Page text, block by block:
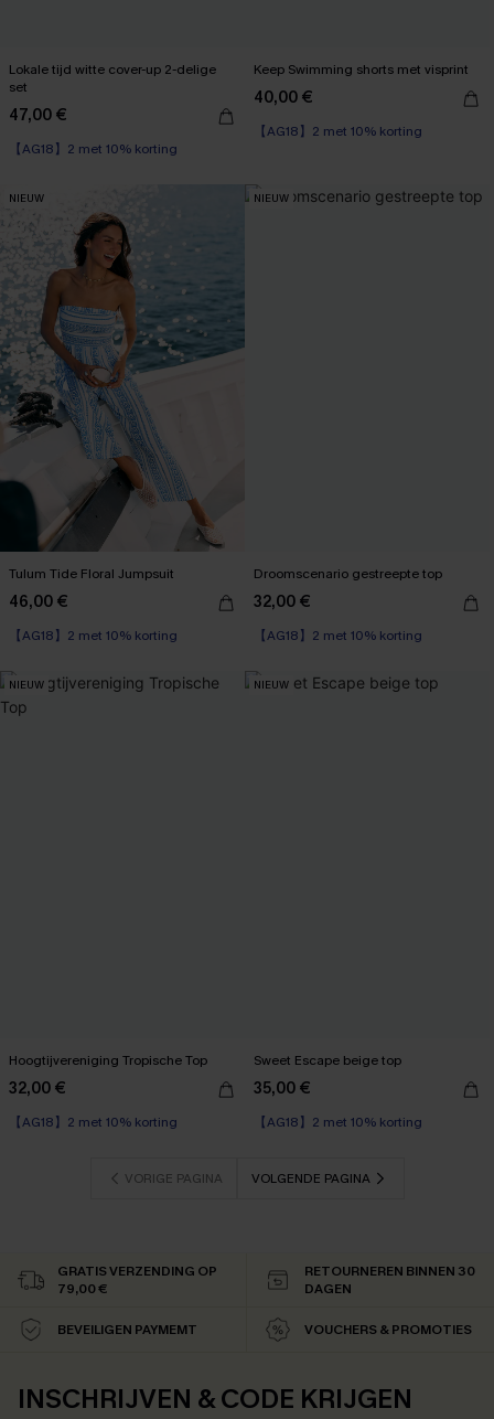
Lokale tijd witte cover-up 2-delige
set
47,00 €
【AG18】2 met 10% korting
Keep Swimming shorts met visprint
40,00 €
【AG18】2 met 10% korting
NIEUW
Tulum Tide Floral Jumpsuit
46,00 €
【AG18】2 met 10% korting
NIEUW
Droomscenario gestreepte top
32,00 €
【AG18】2 met 10% korting
NIEUW
Hoogtijvereniging Tropische Top
32,00 €
【AG18】2 met 10% korting
NIEUW
Sweet Escape beige top
35,00 €
【AG18】2 met 10% korting
VORIGE PAGINA VOLGENDE PAGINA
GRATIS VERZENDING OP
79,00 €
RETOURNEREN BINNEN 30
DAGEN
BEVEILIGEN PAYMEMT VOUCHERS & PROMOTIES
INSCHRIJVEN & CODE KRIJGEN